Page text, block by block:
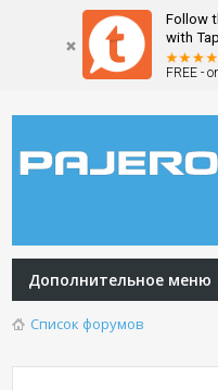
Follow
with
FREE -
Дополнительное меню
Список форумов